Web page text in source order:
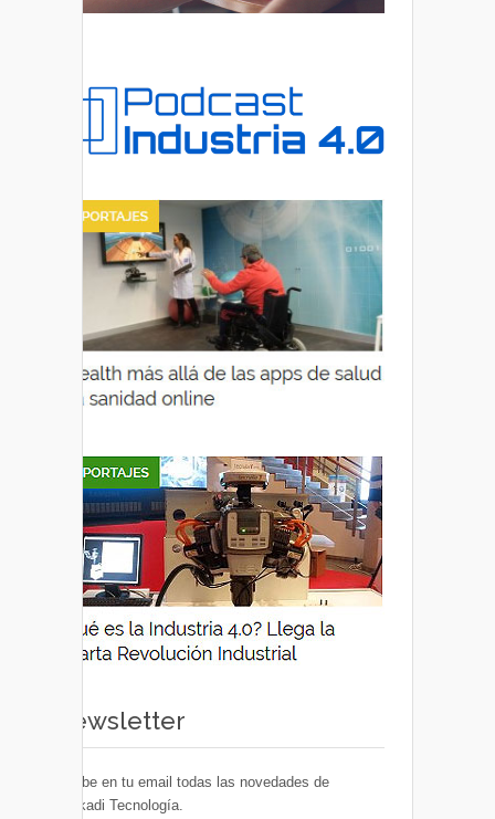
Newsletter
Recibe en tu email todas las novedades de
Euskadi Tecnología.